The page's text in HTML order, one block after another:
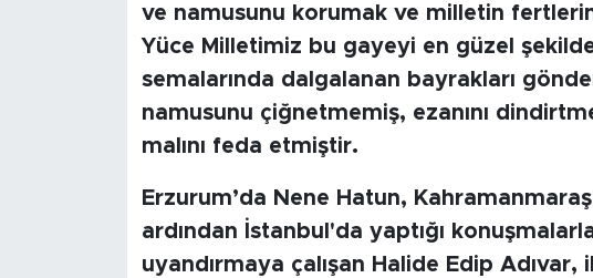
ve namusunu korumak ve milletin
Yüce Milletimiz bu gayeyi en güzel
semalarında dalgalanan bayrakları
namusunu çiğnetmemiş, ezanını
malını feda etmiştir.
Erzurum’da Nene Hatun,
ardından İstanbul'da yaptığı
uyandırmaya çalışan Halide Edip Adıvar,